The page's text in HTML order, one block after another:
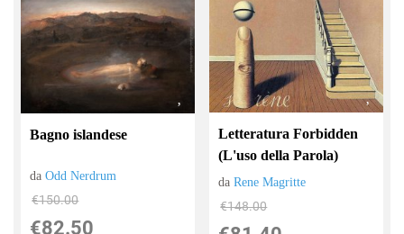
Bagno islandese
daOdd Nerdrum
€150.00
€82.50
Letteratura Forbidden
(L'uso della Parola)
daRene Magritte
€148.00